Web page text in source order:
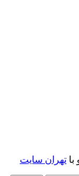
تهران سایت